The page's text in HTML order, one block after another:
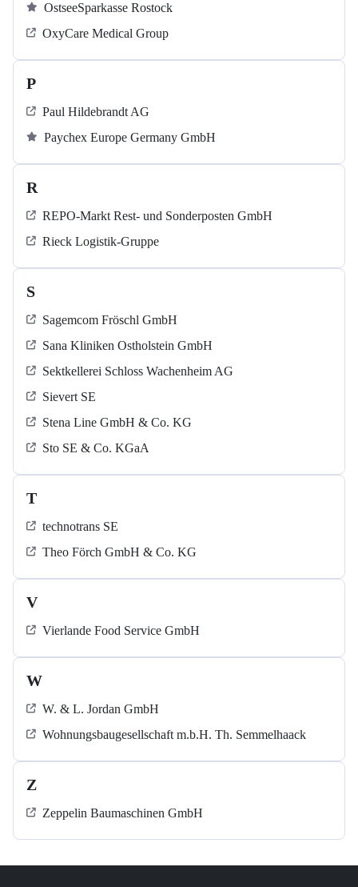
OstseeSparkasse Rostock
OxyCare Medical Group
P
Paul Hildebrandt AG
Paychex Europe Germany GmbH
R
REPO-Markt Rest- und Sonderposten GmbH
Rieck Logistik-Gruppe
S
Sagemcom Fröschl GmbH
Sana Kliniken Ostholstein GmbH
Sektkellerei Schloss Wachenheim AG
Sievert SE
Stena Line GmbH & Co. KG
Sto SE & Co. KGaA
T
technotrans SE
Theo Förch GmbH & Co. KG
V
Vierlande Food Service GmbH
W
W. & L. Jordan GmbH
Wohnungsbaugesellschaft m.b.H. Th. Semmelhaack
Z
Zeppelin Baumaschinen GmbH